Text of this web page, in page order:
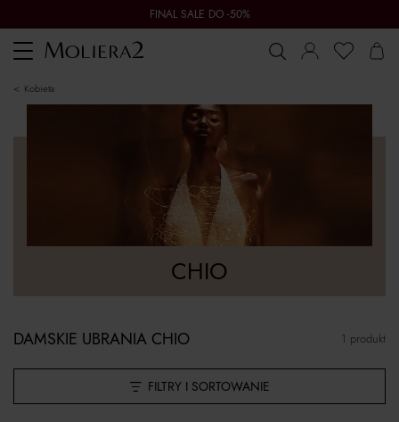
FINAL SALE DO -50%
Toggle
navigation
kobieta
CHIO
FILTRY I SORTOWANIE
1 produkt
DAMSKIE UBRANIA CHIO